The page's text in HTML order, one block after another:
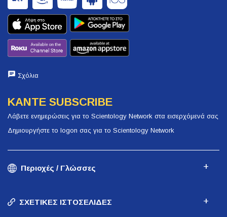
Σχόλια
ΚΑΝΤΕ SUBSCRIBE
Λάβετε ενημερώσεις για το Scientology Network στα εισερχόμενά σας
Δημιουργήστε το logon σας για το Scientology Network
Περιοχές / Γλώσσες
ΣΧΕΤΙΚΕΣ ΙΣΤΟΣΕΛΙΔΕΣ